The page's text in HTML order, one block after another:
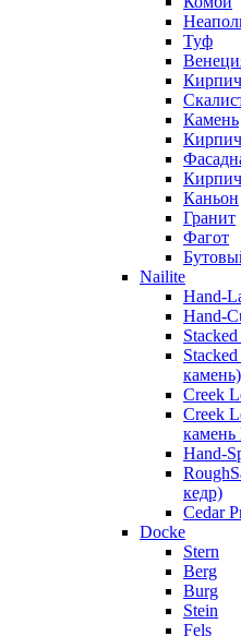
Туф
Камень
Кирпич
Каньон
Гранит
Фагот
Nailite
Hand-
Hand-
камень)
Creek
Creek
Hand-
кедр)
Cedar
Docke
Stern
Berg
Burg
Stein
Fels